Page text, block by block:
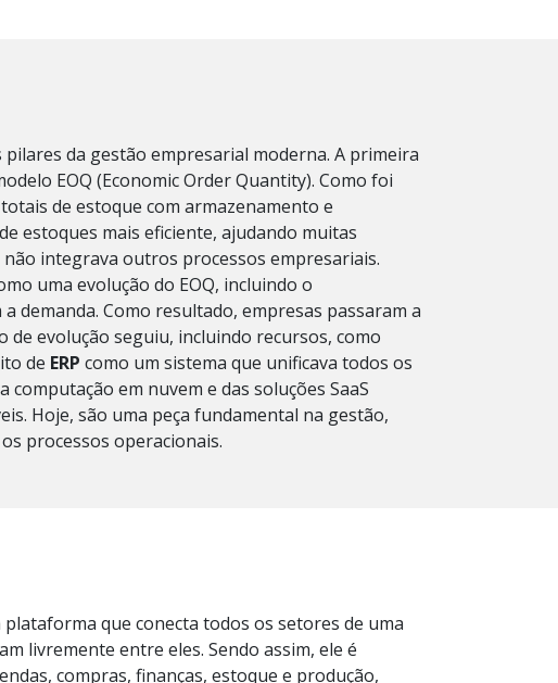
da gestão empresarial moderna. A primeira
EOQ (Economic Order Quantity). Como foi
de estoque com armazenamento e
estoques mais eficiente, ajudando muitas
integrava outros processos empresariais.
uma evolução do EOQ, incluindo o
demanda. Como resultado, empresas passaram a
de evolução seguiu, incluindo recursos, como
de ERP como um sistema que unificava todos os
em nuvem e das soluções SaaS
Hoje, são uma peça fundamental na gestão,
processos operacionais.
que conecta todos os setores de uma
livremente entre eles. Sendo assim, ele é
compras, finanças, estoque e produção,